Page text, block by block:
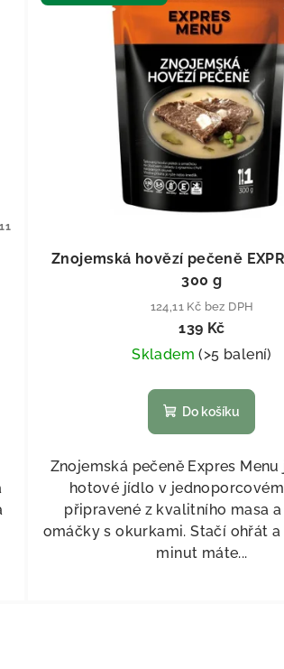
Znojemská hovězí pečeně
300 g
124,11 Kč bez DPH
139 Kč
Skladem(>5 balení)
Do košíku
Znojemská pečeně Expres
hotové jídlo v
připravené z kvalitního masa
omáčky s okurkami. Stačí ohřát
minut máte...